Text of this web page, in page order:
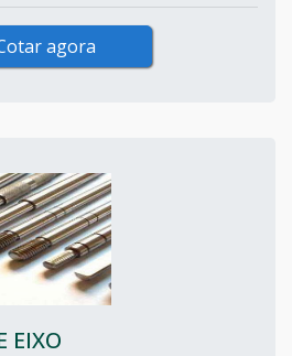
agora
EIXO